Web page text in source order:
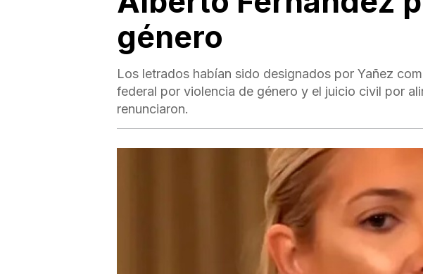
género
Los letrados habían sido designados por Yañez
federal por violencia de género y el juicio civil por
renunciaron.